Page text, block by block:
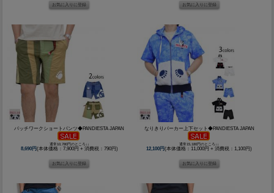
パッチワークショートパンツ◆PANDIESTA JAPAN
通常10,780円のところ↓↓
8,690円(本体価格：7,900円 + 消費税：790円)
なりきりパーカー上下セット◆PANDIESTA JAPAN
通常15,180円のところ↓↓
12,100円(本体価格：11,000円 + 消費税：1,100円)